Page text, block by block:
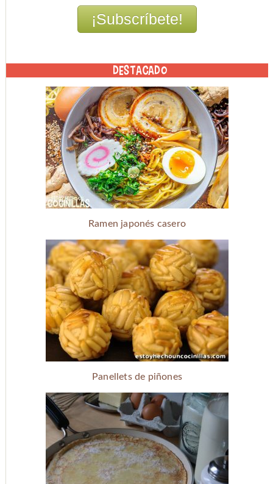
DESTACADO
Ramen japonés casero
Panellets de piñones